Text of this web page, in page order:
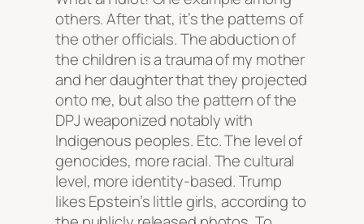
others. After that, it’s the patterns of
the other officials. The abduction of
the children is a trauma of my mother
and her daughter that they projected
onto me, but also the pattern of the
DPJ weaponized notably with
Indigenous peoples. Etc. The level of
genocides, more racial. The cultural
level, more identity-based. Trump
likes Epstein’s little girls, according to